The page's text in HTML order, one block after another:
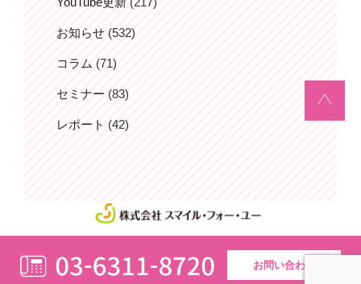
お知らせ (532)
コラム (71)
セミナー (83)
レポート (42)
お問い合わせ